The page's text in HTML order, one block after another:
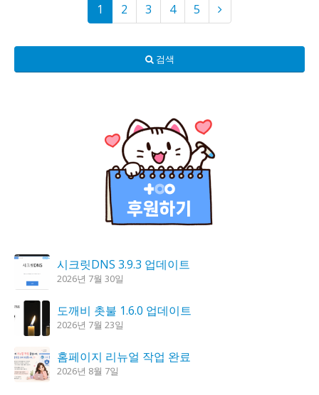
1 2 3 4 5
검색
시크릿DNS 3.9.3 업데이트
2026년 7월 30일
도깨비 촛불 1.6.0 업데이트
2026년 7월 23일
홈페이지 리뉴얼 작업 완료
2026년 8월 7일